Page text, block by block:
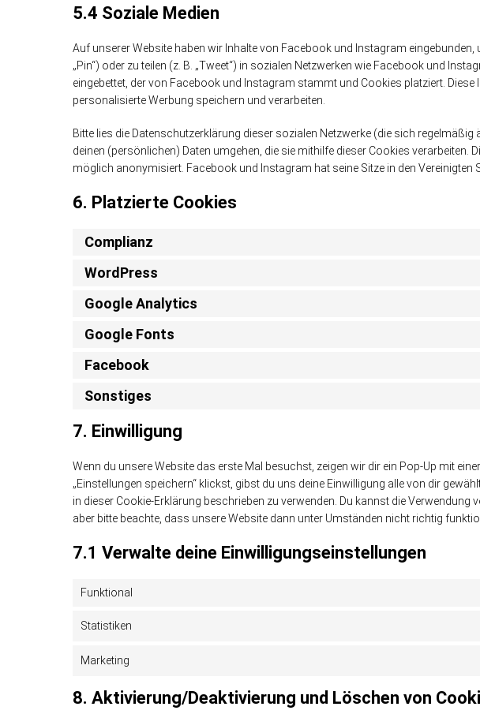
5.4 Soziale Medien
Auf unserer Website haben wir Inhalte von Facebook und Instagram eingebunden,
„Pin“) oder zu teilen (z. B. „Tweet“) in sozialen Netzwerken wie Facebook und
eingebettet, der von Facebook und Instagram stammt und Cookies platziert.
personalisierte Werbung speichern und verarbeiten.
Bitte lies die Datenschutzerklärung dieser sozialen Netzwerke (die sich
deinen (persönlichen) Daten umgehen, die sie mithilfe dieser Cookies verarbeiten.
möglich anonymisiert. Facebook und Instagram hat seine Sitze in den Vereinigten
6. Platzierte Cookies
Complianz
WordPress
Google Analytics
Google Fonts
Facebook
Sonstiges
7. Einwilligung
Wenn du unsere Website das erste Mal besuchst, zeigen wir dir ein Pop-Up mit
„Einstellungen speichern“ klickst, gibst du uns deine Einwilligung alle von dir
in dieser Cookie-Erklärung beschrieben zu verwenden. Du kannst die Verwendung
aber bitte beachte, dass unsere Website dann unter Umständen nicht richtig
7.1 Verwalte deine Einwilligungseinstellungen
Funktional
Statistiken
Marketing
8. Aktivierung/Deaktivierung und Löschen von